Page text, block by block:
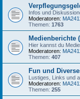
Infos und
Moderatoren:
Themen: 1763
Medienberichte
Hier kannst du
Moderatoren:
Themen: 407
Fun und
Lustiges, Links und
Moderatoren:
Themen: 255